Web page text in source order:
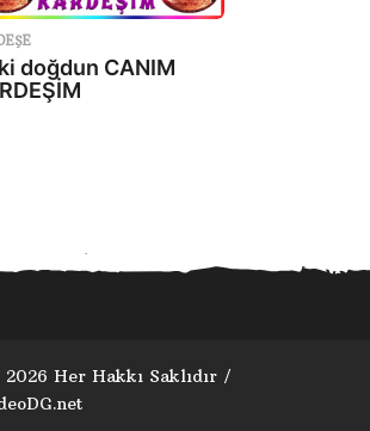
doğdun CANIM
Her Hakkı Saklıdır /